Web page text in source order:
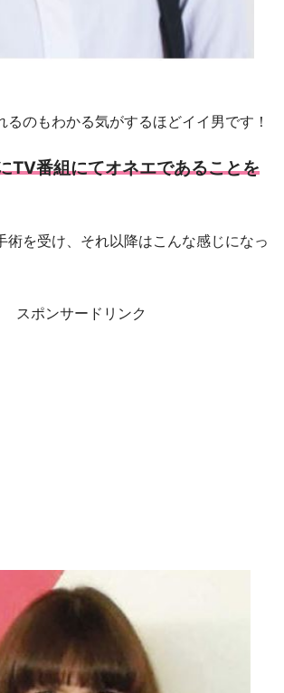
るのもわかる気がするほどイイ男です！
TV番組にてオネエであることを
術を受け、それ以降はこんな感じになっ
スポンサードリンク